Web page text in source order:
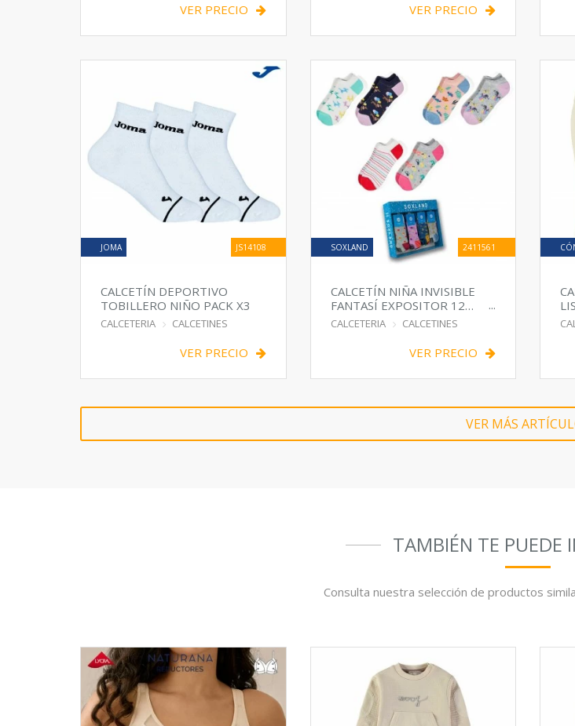
VER PRECIO VER PRECIO
JOMA JS14108
CALCETÍN DEPORTIVO
TOBILLERO NIÑO PACK X3
CALCETERIA CALCETINES
VER PRECIO
SOXLAND 2411561
CALCETÍN NIÑA INVISIBLE
FANTASÍ EXPOSITOR 12
PARES
CALCETERIA CALCETINES
VER PRECIO
VER MÁS
TAMBIÉN TE PUEDE
Consulta nuestra selección de productos